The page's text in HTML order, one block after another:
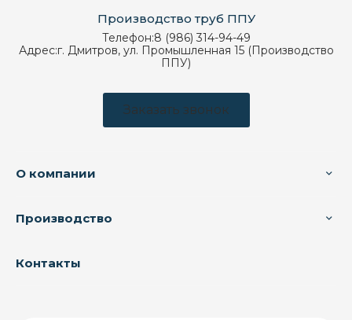
Производство труб ППУ
Телефон:8 (986) 314-94-49
Адрес:г. Дмитров, ул. Промышленная 15 (Производство
ППУ)
Заказать звонок
О компании
Производство
Контакты